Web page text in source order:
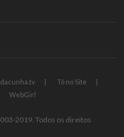
Tô no Site
WebGirl
2019. Todos os direitos